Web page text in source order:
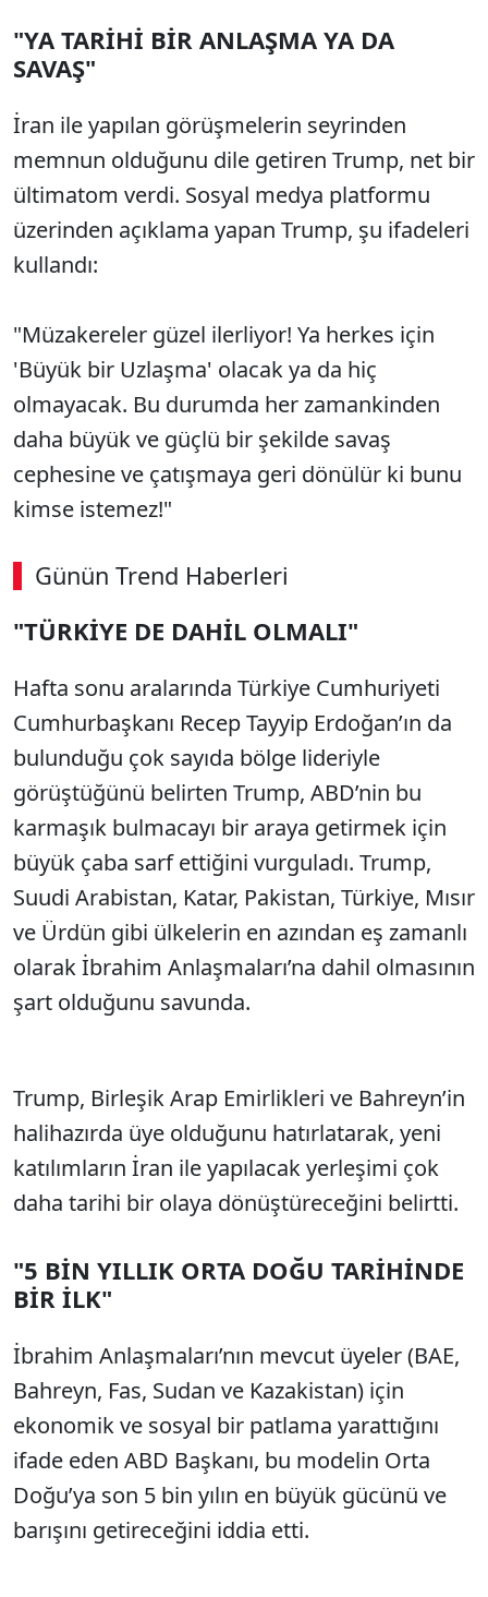
"YA TARİHİ BİR ANLAŞMA YA DA
SAVAŞ"
İran ile yapılan görüşmelerin seyrinden
memnun olduğunu dile getiren Trump, net bir
ültimatom verdi. Sosyal medya platformu
üzerinden açıklama yapan Trump, şu ifadeleri
kullandı:
"Müzakereler güzel ilerliyor! Ya herkes için
'Büyük bir Uzlaşma' olacak ya da hiç
olmayacak. Bu durumda her zamankinden
daha büyük ve güçlü bir şekilde savaş
cephesine ve çatışmaya geri dönülür ki bunu
kimse istemez!"
Günün Trend Haberleri
00:02 / 09:15
"TÜRKİYE DE DAHİL OLMALI"
Hafta sonu aralarında Türkiye Cumhuriyeti
Cumhurbaşkanı Recep Tayyip Erdoğan’ın da
bulunduğu çok sayıda bölge lideriyle
görüştüğünü belirten Trump, ABD’nin bu
karmaşık bulmacayı bir araya getirmek için
büyük çaba sarf ettiğini vurguladı. Trump,
Suudi Arabistan, Katar, Pakistan, Türkiye, Mısır
ve Ürdün gibi ülkelerin en azından eş zamanlı
olarak İbrahim Anlaşmaları’na dahil olmasının
şart olduğunu savunda.
Trump, Birleşik Arap Emirlikleri ve Bahreyn’in
halihazırda üye olduğunu hatırlatarak, yeni
katılımların İran ile yapılacak yerleşimi çok
daha tarihi bir olaya dönüştüreceğini belirtti.
"5 BİN YILLIK ORTA DOĞU TARİHİNDE
BİR İLK"
İbrahim Anlaşmaları’nın mevcut üyeler (BAE,
Bahreyn, Fas, Sudan ve Kazakistan) için
ekonomik ve sosyal bir patlama yarattığını
ifade eden ABD Başkanı, bu modelin Orta
Doğu’ya son 5 bin yılın en büyük gücünü ve
barışını getireceğini iddia etti.